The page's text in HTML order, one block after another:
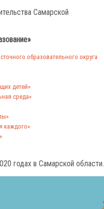
Самарской
образовательного округа
детей»
среда»
каждого»
годах в Самарской области.